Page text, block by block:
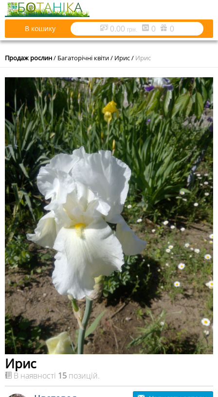
В кошику 0.00 грн. 0 0
Продаж рослин/ Багаторічні квіти/ Ирис/ Ирис
Ирис
В наявності 15 позицій.